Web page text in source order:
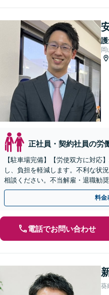
岡
正社員・契約社員の労
【駐車場完備】【労使双方に対応
し、負担を軽減します。不利な状
相談ください。不当解雇・退職勧
業代請求など、幅広く対応【WEB
料金
電話でお問い合わせ
葵